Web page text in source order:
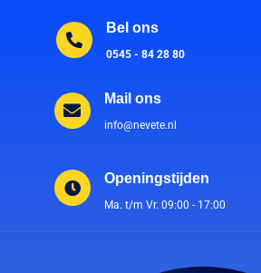
Bel ons
0545 - 84 28 80
Mail ons
info@nevete.nl
Openingstijden
Ma. t/m Vr. 09:00 - 17:00